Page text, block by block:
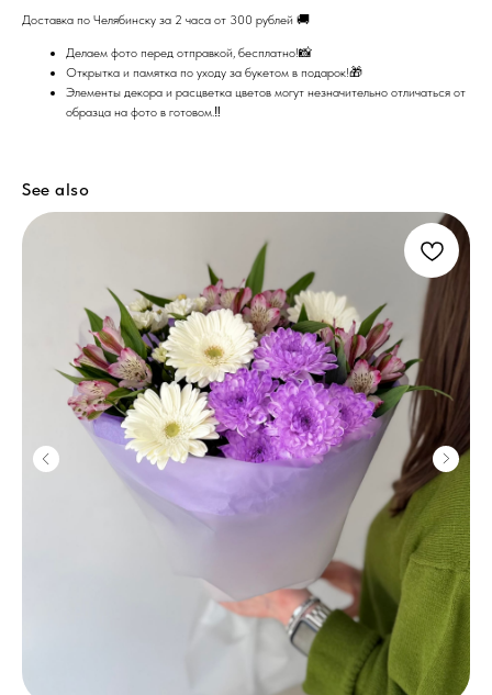
Доставка по Челябинску за 2 часа от 300 рублей 🚚
Делаем фото перед отправкой, бесплатно!📸
Открытка и памятка по уходу за букетом в подарок!🎁
Элементы декора и расцветка цветов могут незначительно отличаться от
образца на фото в готовом.‼️
See also